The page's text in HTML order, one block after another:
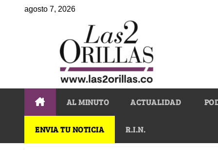
agosto 7, 2026
AL MINUTO ACTUALIDAD
ENVIA TU NOTICIA R.I.N.